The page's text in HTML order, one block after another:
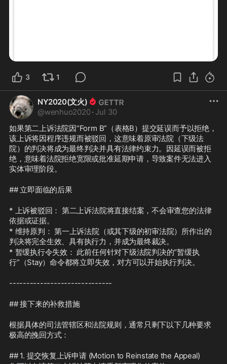
3 1
NY2020(文火)
@wenhuo2020 · Jul 30
如果第二上诉法院因“Form B”（表格B）提交延误而予以拒绝，
该上诉将因程序违规而被驳回，这意味着原审法院（下级法
院）的判决将成为最终判决并具有法律约束力。因延误而被拒
绝，意味着法院拒绝宽限或批准延期申请，导致案件无法进入
实体审理阶段。
## 立即面临的后果
* 上诉被驳回： 第二上诉法院将直接结案，不会审查您的法律
依据或证据。
* 维持原判： 第一上诉法院（或其下级的初审法院）所作出的
判决将完全生效、具有执行力，并成为最终裁决。
* 暂缓执行令失效： 此前任何针对下级法院判决的“暂缓执
行”（Stay）命令都将立即失效，对方可以开始执行判决。
------------------------------
## 接下来的补救措施
根据具体的司法管辖区和法院规则，通常只剩下以下几种要求
极高的挽回方式：
## 1. 提交恢复上诉申请 (Motion to Reinstate the Appeal)